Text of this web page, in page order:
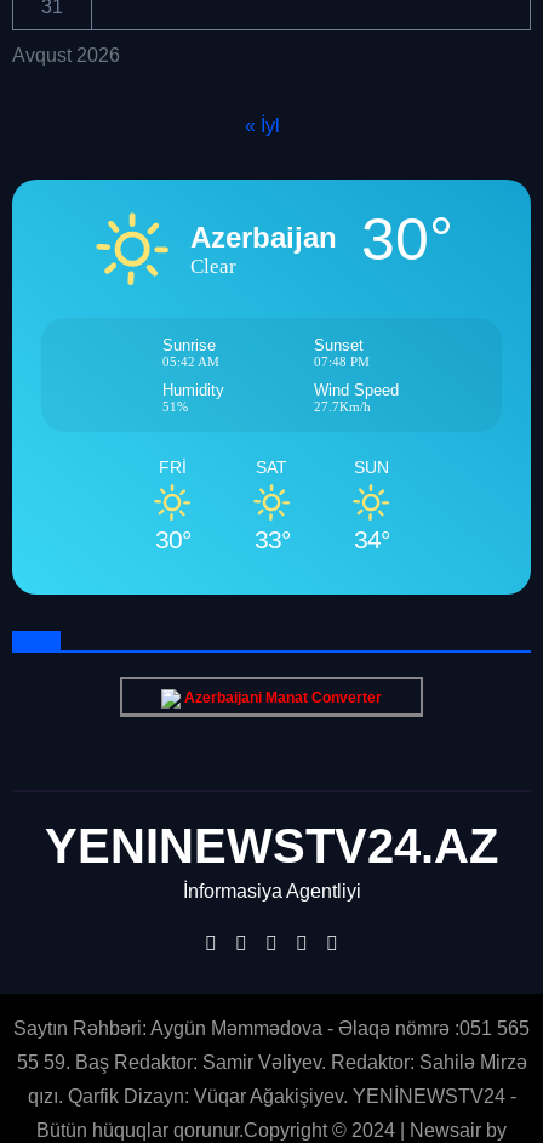
Avqust 2026
31
« İyl
Azerbaijan
Clear 30°
Sunrise
05:42 AM
Sunset
07:48 PM
Humidity
51%
Wind Speed
27.7Km/h
FRI
30°
SAT
33°
SUN
34°
Azerbaijani Manat Converter
YENINEWSTV24.AZ
İnformasiya Agentliyi
Saytın Rəhbəri: Aygün Məmmədova - Əlaqə nömrə :051 565
55 59. Baş Redaktor: Samir Vəliyev. Redaktor: Sahilə Mirzə
qızı. Qarfik Dizayn: Vüqar Ağakişiyev. YENİNEWSTV24 -
Bütün hüquqlar qorunur.Copyright © 2024
Newsair by